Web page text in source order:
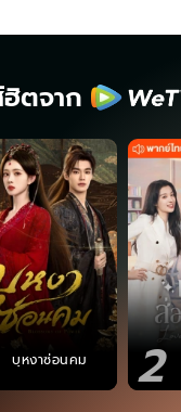
ตจาก
บุหงาซ่อนคม 2